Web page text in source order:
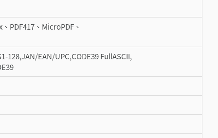
PDF417、MicroPDF、
128,JAN/EAN/UPC,CODE39 FullASCII,